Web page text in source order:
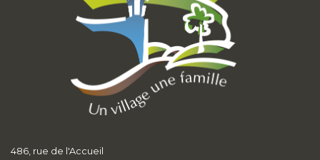
486, rue de l'Accueil